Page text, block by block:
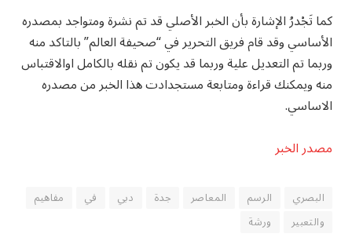
كما تَجْدرُ الإشارة بأن الخبر الأصلي قد تم نشرة ومتواجد بمصدره
الأساسي وقد قام فريق التحرير في “صحيفة العالم” بالتاكد منه
وربما تم التعديل علية وربما قد يكون تم نقله بالكامل اوالاقتباس
منه ويمكنك قراءة ومتابعة مستجدادت هذا الخبر من مصدره
الاساسي.
مصدر الخبر
البصري الرسم المعاصر جدة دبي في
مفاهيم
والتعبير
ورشة